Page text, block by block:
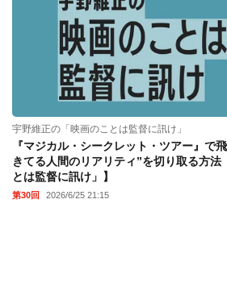
宇野維正の「映画のことは監督に訊け」
『マジカル・シークレット・ツアー』で
きてる人間のリアリティ”を切り取る方法
とは監督に訊け」】
第30回 2026/6/25 21:15